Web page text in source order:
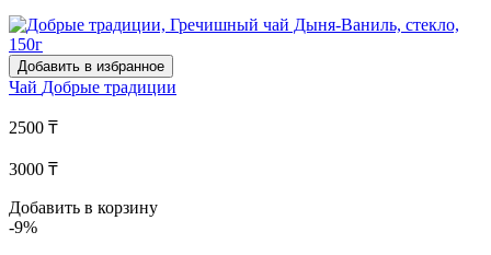
Добавить в избранное
Чай Добрые традиции
2500 ₸
3000 ₸
Добавить в корзину
-9%